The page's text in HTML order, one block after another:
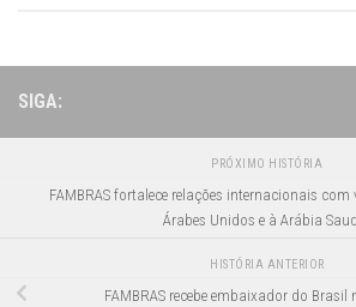
SIGA:
PRÓXIMO HISTÓRIA
FAMBRAS fortalece relações internacionais
Árabes Unidos e à Arábia
HISTÓRIA ANTERIOR
FAMBRAS recebe embaixador do Brasil